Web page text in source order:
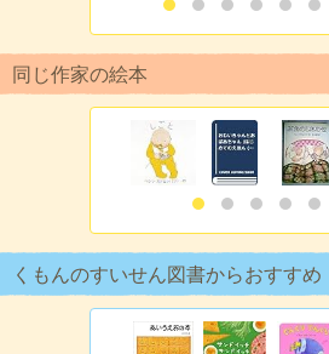
同じ作家の絵本
くもんのすいせん図書からおすすめ